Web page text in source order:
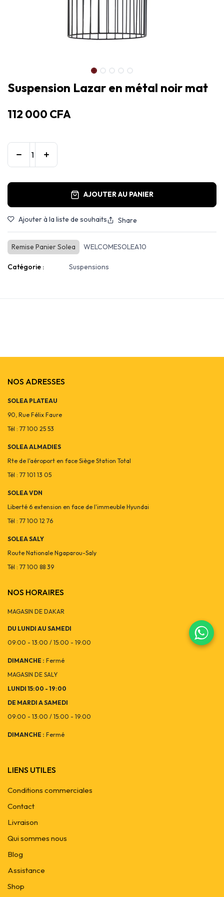
Suspension Lazar en métal noir mat
112 000 CFA
AJOUTER AU PANIER
Ajouter à la liste de souhaits Share
Remise Panier Solea WELCOMESOLEA10
Catégorie : Suspensions
NOS ADRESSES
SOLEA PLATEAU
90, Rue Félix Faure
Tél : 77 100 25 53
SOLEA ALMADIES
Rte de l'aéroport en face Siège Station Total
Tél : 77 101 13 05
SOLEA VDN
Liberté 6 extension en face de l'immeuble Hyundai
Tél : 77 100 12 76
SOLEA SALY
Route Nationale Ngaparou-Saly
Tél : 77 100 88 39
NOS HORAIRES
MAGASIN DE DAKAR
DU LUNDI AU SAMEDI
09:00 - 13:00 / 15:00 - 19:00
DIMANCHE : Fermé
MAGASIN DE SALY
LUNDI 15:00 - 19:00
DE MARDI A SAMEDI
09:00 - 13:00 / 15:00 - 19:00
DIMANCHE : Fermé
LIENS UTILES
Conditions commerciales
Contact
Livraison
Qui sommes nous
Blog
Assistance
Shop